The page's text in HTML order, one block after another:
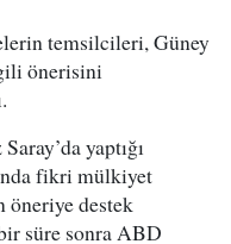
temsilcileri, Güney
önerisini
yaptığı
fikri mülkiyet
öneriye destek
süre sonra ABD